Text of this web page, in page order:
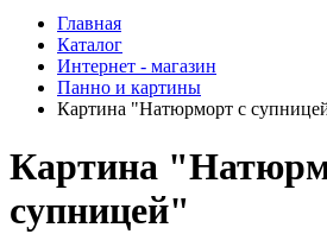
Главная
Каталог
Интернет - магазин
Панно и картины
Картина "Натюрморт с
Картина
супницей"